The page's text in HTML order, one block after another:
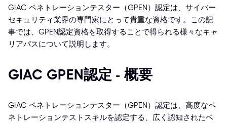
GIAC ペネトレーションテスター（GPEN）認定は、サイバー
セキュリティ業界の専門家にとって貴重な資格です。この記
事では、GPEN認定資格を取得することで得られる様々なキャ
リアパスについて説明します。
GIAC GPEN認定 - 概要
GIAC ペネトレーションテスター（GPEN）認定は、高度なペ
ネトレーションテストスキルを認定する、広く認知されたベ